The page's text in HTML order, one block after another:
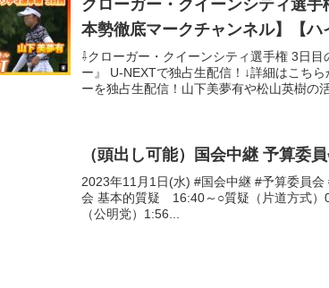
クローガー・クイーンシティ選手権
本勢徹底マークチャンネル】【ハ
⇩クローガー・クイーンシティ選手権 3日
ー』 U-NEXTで独占生配信！↓詳細はこち
ーを独占生配信！山下美夢有や松山英樹の
（頭出し可能）国会中継 予算委
2023年11月1日(水) #国会中継 #予算委員
会 基本的質疑 16:40～○質疑（片道方式）
（公明党）1:56...